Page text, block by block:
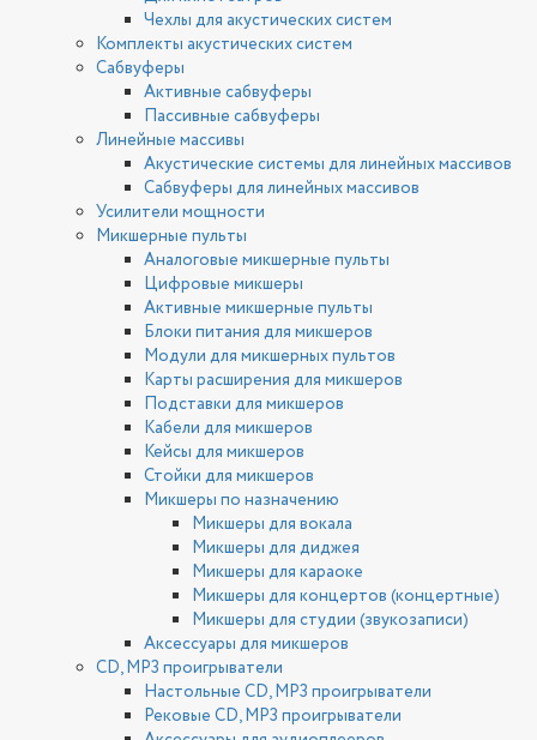
Чехлы для акустических систем
Комплекты акустических систем
Сабвуферы
Активные сабвуферы
Пассивные сабвуферы
Линейные массивы
Акустические системы для линейных массивов
Сабвуферы для линейных массивов
Усилители мощности
Микшерные пульты
Аналоговые микшерные пульты
Цифровые микшеры
Активные микшерные пульты
Блоки питания для микшеров
Модули для микшерных пультов
Карты расширения для микшеров
Подставки для микшеров
Кабели для микшеров
Кейсы для микшеров
Стойки для микшеров
Микшеры по назначению
Микшеры для вокала
Микшеры для диджея
Микшеры для караоке
Микшеры для концертов (концертные)
Микшеры для студии (звукозаписи)
Аксессуары для микшеров
CD, MP3 проигрыватели
Настольные CD, MP3 проигрыватели
Рековые CD, MP3 проигрыватели